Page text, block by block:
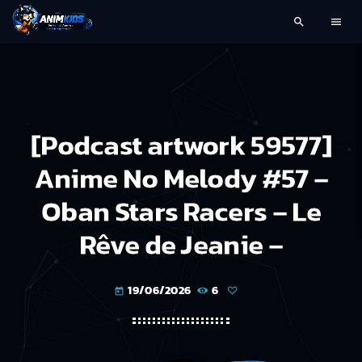
search menu
[Podcast artwork 59577]
Anime No Melody #57 –
Oban Stars Racers – Le
Rêve de Jeanie –
today 19/06/2026 6